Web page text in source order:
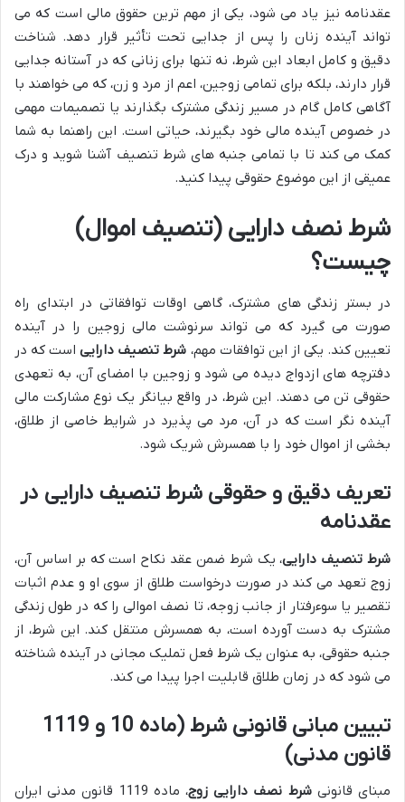
عقدنامه نیز یاد می شود، یکی از مهم ترین حقوق مالی است که می
تواند آینده زنان را پس از جدایی تحت تأثیر قرار دهد. شناخت
دقیق و کامل ابعاد این شرط، نه تنها برای زنانی که در آستانه جدایی
قرار دارند، بلکه برای تمامی زوجین، اعم از مرد و زن، که می خواهند با
آگاهی کامل گام در مسیر زندگی مشترک بگذارند یا تصمیمات مهمی
در خصوص آینده مالی خود بگیرند، حیاتی است. این راهنما به شما
کمک می کند تا با تمامی جنبه های شرط تنصیف آشنا شوید و درک
عمیقی از این موضوع حقوقی پیدا کنید.
شرط نصف دارایی (تنصیف اموال)
چیست؟
در بستر زندگی های مشترک، گاهی اوقات توافقاتی در ابتدای راه
صورت می گیرد که می تواند سرنوشت مالی زوجین را در آینده
تعیین کند. یکی از این توافقات مهم، شرط تنصیف داراییاست که در
دفترچه های ازدواج دیده می شود و زوجین با امضای آن، به تعهدی
حقوقی تن می دهند. این شرط، در واقع بیانگر یک نوع مشارکت مالی
آینده نگر است که در آن، مرد می پذیرد در شرایط خاصی از طلاق،
بخشی از اموال خود را با همسرش شریک شود.
تعریف دقیق و حقوقی شرط تنصیف دارایی در
عقدنامه
شرط تنصیف دارایی، یک شرط ضمن عقد نکاح است که بر اساس آن،
زوج تعهد می کند در صورت درخواست طلاق از سوی او و عدم اثبات
تقصیر یا سوءرفتار از جانب زوجه، تا نصف اموالی را که در طول زندگی
مشترک به دست آورده است، به همسرش منتقل کند. این شرط، از
جنبه حقوقی، به عنوان یک شرط فعل تملیک مجانی در آینده شناخته
می شود که در زمان طلاق قابلیت اجرا پیدا می کند.
تبیین مبانی قانونی شرط (ماده 10 و 1119
قانون مدنی)
مبنای قانونیشرط نصف دارایی زوج
، ماده 1119 قانون مدنی ایران